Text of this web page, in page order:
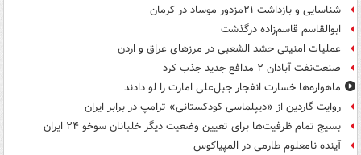
شناسایی و بازداشت ۲۱مزدور موساد در کرمان
ابوالقاسم قاسم‌زاده درگذشت
عملیات امنیتی حشد الشعبی در مرزهای عراق و اردن
صنعت‌نفت آبادان ۲ مدافع جدید جذب کرد
ماهواره‌ها خسارت انفجار جبل‌علی امارت را لو دادند
روایت گاردین از «دیپلماسی کودکستانی» ترامپ در برابر ایران
بسیج تمام ظرفیت‌ها برای تعیین وضعیت دیگر خلبانان سوخو ۲۴ ایران
آینده نامعلوم طارمی در المپیاکوس